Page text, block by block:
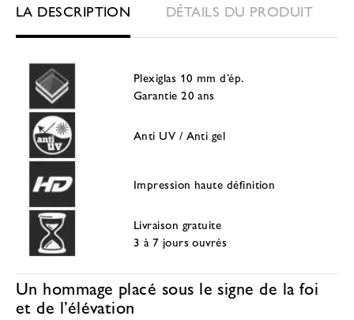
LA DESCRIPTION DÉTAILS DU PRODUIT
Plexiglas 10 mm d’ép.
Garantie 20 ans
Anti UV / Anti gel
Impression haute définition
Livraison gratuite
3 à 7 jours ouvrés
Un hommage placé sous le signe de la foi
et de l’élévation